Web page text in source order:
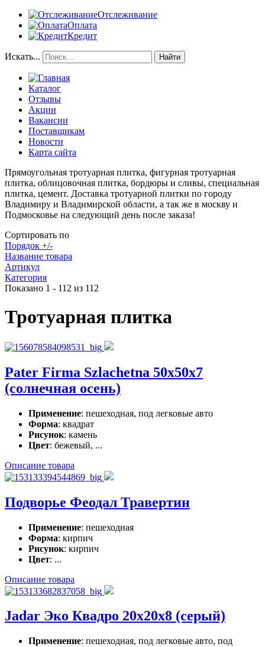
Отслеживание
Оплата
Кредит
Искать... Найти
Каталог
Отзывы
Акции
Вакансии
Поставщикам
Новости
Карта сайта
Прямоугольная тротуарная плитка, фигурная тротуарная
плитка, облицовочная плитка, бордюры и сливы, специальная
плитка, цемент. Доставка тротуарной плитки по городу
Владимиру и Владимирской области, а так же в москву и
Подмосковье на следующий день после заказа!
Сортировать по
Порядок +/-
Название товара
Артикул
Категория
Показано 1 - 112 из 112
Тротуарная плитка
Pater Firma Szlachetna 50x50x7
(солнечная осень)
Применение: пешеходная, под легковые авто
Форма: квадрат
Рисунок: камень
Цвет: бежевый, ...
Описание товара
Подворье Феодал Травертин
Применение: пешеходная
Форма: кирпич
Рисунок: кирпич
Цвет: ...
Описание товара
Jadar Эко Квадро 20x20x8 (серый)
Применение: пешеходная, под легковые авто, под